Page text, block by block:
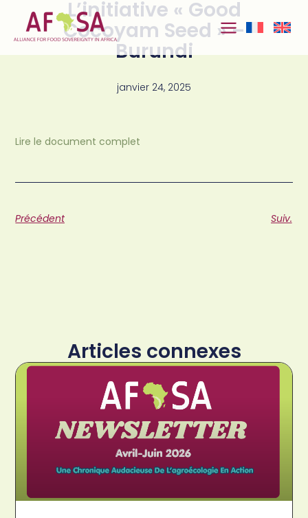
contenu
L’initiative « Good
Cocoyam Seed » –
Burundi
janvier 24, 2025
Lire le document complet
Précédent Suiv.
Articles connexes